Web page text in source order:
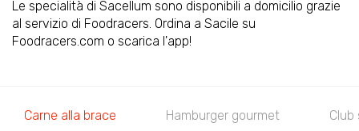
Le specialità di Sacellum sono disponibili a domicilio grazie
al servizio di Foodracers. Ordina a Sacile su
Foodracers.com o scarica l'app!
Carne alla brace Hamburger gourmet